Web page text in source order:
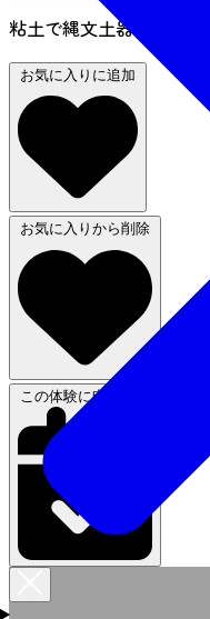
粘土で縄文土器を作ろう！
お気に入りに追加
お気に入りから削除
この体験に申し込む